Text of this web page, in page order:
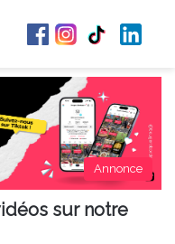
Annonce
sur notre